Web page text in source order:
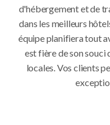
d'hébergement et de
dans les meilleurs
équipe planifiera tout
est fière de son souci
locales. Vos clients